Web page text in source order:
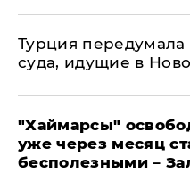
Турция передумала
суда, идущие в
"Хаймарсы"
уже через месяц
бесполезными –